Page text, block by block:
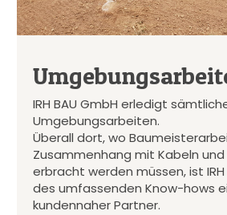
IRH BAU GmbH erledigt
Umgebungsarbeiten.
Überall dort, wo
Zusammenhang mit Kabeln
erbracht werden müssen, ist IRH
des umfassenden Know-hows
kundennaher Partner.